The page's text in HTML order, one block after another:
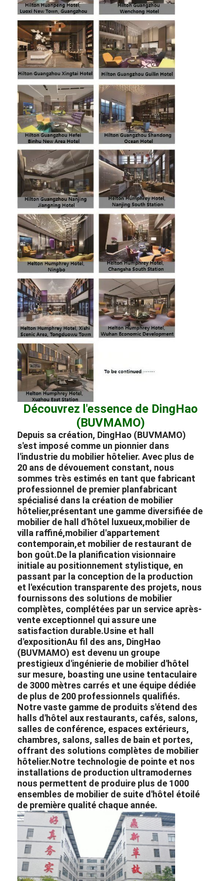
Découvrez l'essence de DingHao
(BUVMAMO)
Depuis sa création, DingHao (BUVMAMO)
s'est imposé comme un pionnier dans
l'industrie du mobilier hôtelier. Avec plus de
20 ans de dévouement constant, nous
sommes très estimés en tant que fabricant
professionnel de premier planfabricant
spécialisé dans la création de mobilier
hôtelier,présentant une gamme diversifiée de
mobilier de hall d'hôtel luxueux,mobilier de
villa raffiné,mobilier d'appartement
contemporain,et mobilier de restaurant de
bon goût.De la planification visionnaire
initiale au positionnement stylistique, en
passant par la conception de la production
et l'exécution transparente des projets, nous
fournissons des solutions de mobilier
complètes, complétées par un service après-
vente exceptionnel qui assure une
satisfaction durable.Usine et hall
d'expositionAu fil des ans, DingHao
(BUVMAMO) est devenu un groupe
prestigieux d'ingénierie de mobilier d'hôtel
sur mesure, boasting une usine tentaculaire
de 3000 mètres carrés et une équipe dédiée
de plus de 200 professionnels qualifiés.
Notre vaste gamme de produits s'étend des
halls d'hôtel aux restaurants, cafés, salons,
salles de conférence, espaces extérieurs,
chambres, salons, salles de bain et portes,
offrant des solutions complètes de mobilier
hôtelier.Notre technologie de pointe et nos
installations de production ultramodernes
nous permettent de produire plus de 1000
ensembles de mobilier de suite d'hôtel étoilé
de première qualité chaque année.